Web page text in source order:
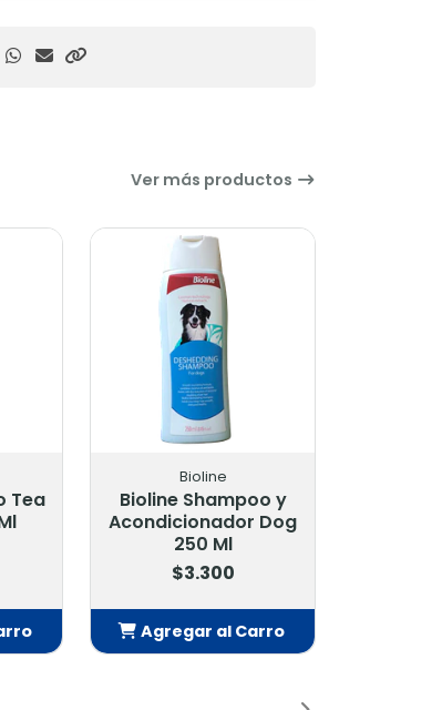
Ver más productos
Tea
Bioline
Bioline Shampoo y
Acondicionador Dog
250 Ml
$3.300
Agregar al Carro